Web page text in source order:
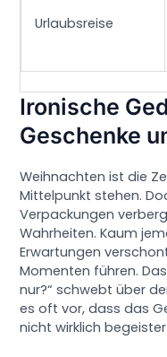
Urlaubsreise
Ironische
Geschenke
Weihnachten ist die
Mittelpunkt stehen.
Verpackungen
Wahrheiten. Kaum
Erwartungen
Momenten führen.
nur?“ schwebt über
es oft vor, dass das
nicht wirklich